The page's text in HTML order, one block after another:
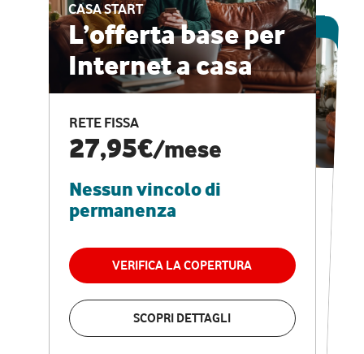
CASA START
L’offerta base per
Internet a casa
RETE FISSA
27,95€/mese
Nessun vincolo di
permanenza
VERIFICA LA COPERTURA
SCOPRI DETTAGLI
ESCLUSIVA ONLINE
CASA PRO
Internet veloce e
vantaggi speciali
RETE FISSA + VODAFONE CLUB
29,95€
permanenza
VERIFICA LA COPERTURA